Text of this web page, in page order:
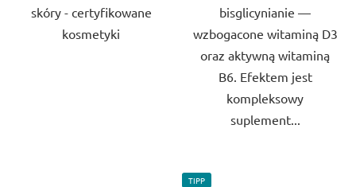
skóry - certyfikowane
kosmetyki
bisglicynianie —
wzbogacone witaminą D3
oraz aktywną witaminą
B6. Efektem jest
kompleksowy
suplement...
TIPP